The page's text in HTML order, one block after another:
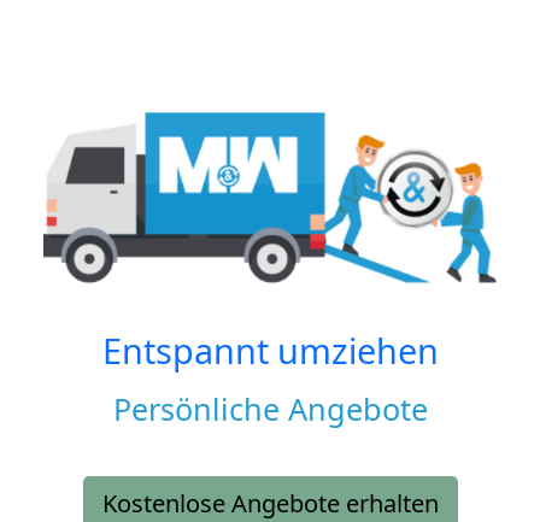
Entspannt umziehen
Persönliche Angebote
Kostenlose Angebote erhalten